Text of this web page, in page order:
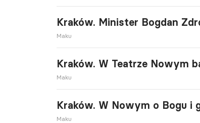
Kraków. Minister Bogdan
Maku
Kraków. W Teatrze Nowym
Maku
Kraków. W Nowym o Bogu i
Maku